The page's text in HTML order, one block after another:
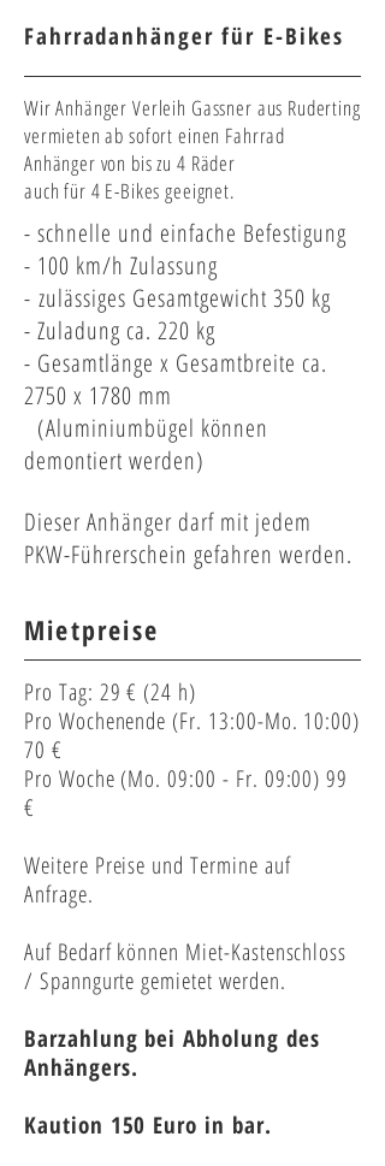
Fahrradanhänger für E-Bikes
Wir Anhänger Verleih Gassner aus Ruderting
vermieten ab sofort einen Fahrrad
Anhänger von bis zu 4 Räder
auch für 4 E-Bikes geeignet.
- schnelle und einfache Befestigung
- 100 km/h Zulassung
- zulässiges Gesamtgewicht 350 kg
- Zuladung ca. 220 kg
- Gesamtlänge x Gesamtbreite ca.
2750 x 1780 mm
(Aluminiumbügel können
demontiert werden)
Dieser Anhänger darf mit jedem
PKW-Führerschein gefahren werden.
Mietpreise
Pro Tag: 29 € (24 h)
Pro Wochenende (Fr. 13:00-Mo. 10:00)
70 €
Pro Woche (Mo. 09:00 - Fr. 09:00) 99
€
Weitere Preise und Termine auf
Anfrage.
Auf Bedarf können Miet-Kastenschloss
/ Spanngurte gemietet werden.
Barzahlung bei Abholung des
Anhängers.
Kaution 150 Euro in bar.